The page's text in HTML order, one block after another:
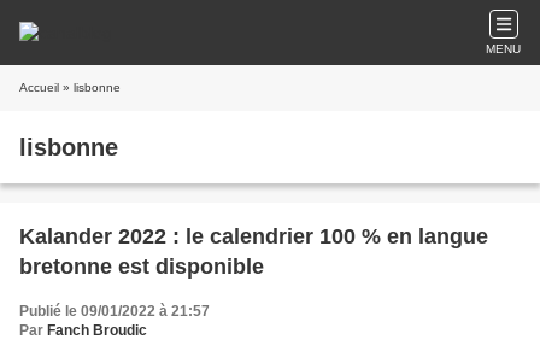
MENU
Accueil » lisbonne
lisbonne
Kalander 2022 : le calendrier 100 % en langue
bretonne est disponible
Publié le 09/01/2022 à 21:57
Par Fanch Broudic